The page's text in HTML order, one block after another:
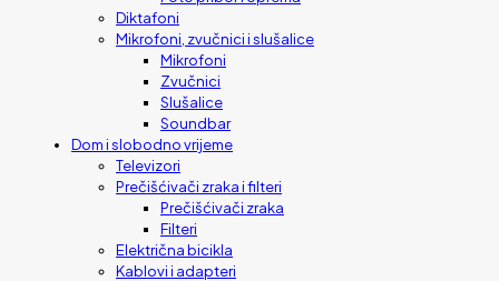
Diktafoni
Mikrofoni, zvučnici i slušalice
Mikrofoni
Zvučnici
Slušalice
Soundbar
Dom i slobodno vrijeme
Televizori
Prečišćivači zraka i filteri
Prečišćivači zraka
Filteri
Električna bicikla
Kablovi i adapteri